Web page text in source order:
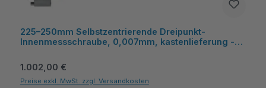
225–250mm Selbstzentrierende Dreipunkt-
Innenmessschraube, 0,007mm, kastenlieferung -
Regulärer Preis:
1.002,00 €
Preise exkl. MwSt. zzgl. Versandkosten